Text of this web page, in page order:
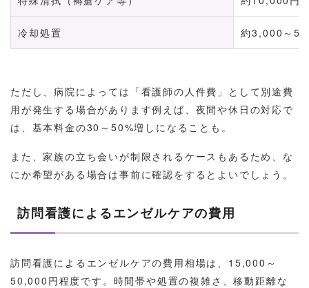
冷却処置 約3,000～
ただし、病院によっては「看護師の人件費」として別途費
用が発生する場合があります例えば、夜間や休日の対応で
は、基本料金の30～50%増しになることも。
また、家族の立ち会いが制限されるケースもあるため、な
にか希望がある場合は事前に確認をするとよいでしょう。
訪問看護によるエンゼルケアの費用
訪問看護によるエンゼルケアの費用相場は、15,000～
50,000円程度です。時間帯や処置の複雑さ、移動距離な